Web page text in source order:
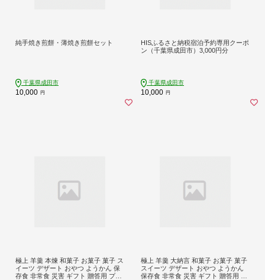
純手焼き煎餅・薄焼き煎餅セット
千葉県成田市
10,000 円
HISふるさと納税宿泊予約専用クーポ
ン（千葉県成田市）3,000円分
千葉県成田市
10,000 円
極上 羊羹 本煉 和菓子 お菓子 菓子 ス
イーツ デザート おやつ ようかん 保
存食 非常食 災害 ギフト 贈答用 プレ
極上 羊羹 大納言 和菓子 お菓子 菓子
スイーツ デザート おやつ ようかん
保存食 非常食 災害 ギフト 贈答用 プ